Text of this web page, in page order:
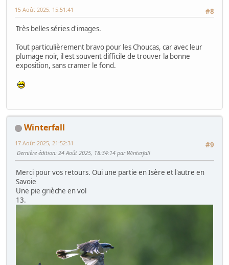
#8
15 Août 2025, 15:51:41
Très belles séries d'images.
Tout particulièrement bravo pour les Choucas, car avec leur
plumage noir, il est souvent difficile de trouver la bonne
exposition, sans cramer le fond.
Winterfall
#9
17 Août 2025, 21:52:31
Dernière édition: 24 Août 2025, 18:34:14 par Winterfall
Merci pour vos retours. Oui une partie en Isère et l'autre en
Savoie
Une pie grièche en vol
13.